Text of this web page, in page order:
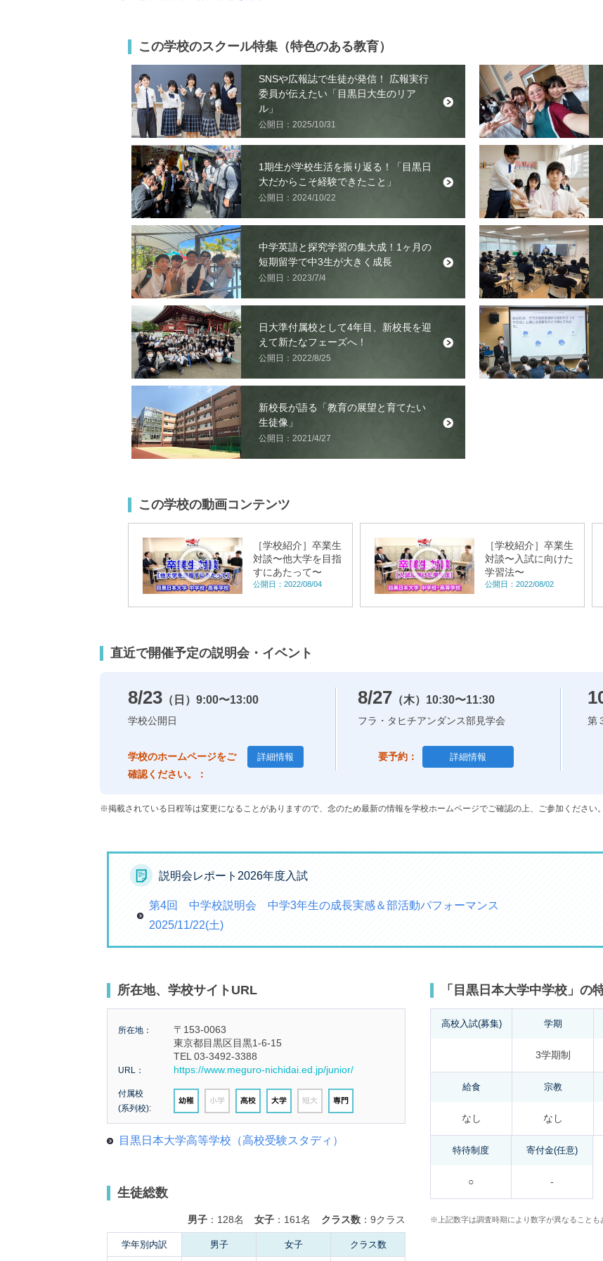
この学校のスクール特集（特色のある教育）
SNSや広報誌で生徒が発信！ 広報実行
委員が伝えたい「目黒日大生のリア
ル」
公開日：2025/10/31
1期生が学校生活を振り返る！「目黒日
大だからこそ経験できたこと」
公開日：2024/10/22
中学英語と探究学習の集大成！1ヶ月の
短期留学で中3生が大きく成長
公開日：2023/7/4
日大準付属校として4年目、新校長を迎
えて新たなフェーズへ！
公開日：2022/8/25
新校長が語る「教育の展望と育てたい
生徒像」
公開日：2021/4/27
この学校の動画コンテンツ
［学校紹介］卒業生
対談〜他大学を目指
すにあたって〜
公開日：2022/08/04
［学校紹介］卒業生
対談〜入試に向けた
学習法〜
公開日：2022/08/02
直近で開催予定の説明会・イベント
8/23 （日） 9:00〜13:00
学校公開日
学校のホームページをご
確認ください。：
詳細情報
8/27 （木） 10:30〜11:30
フラ・タヒチアンダンス部見学会
要予約： 詳細情報
第
※掲載されている日程等は変更になることがありますので、念のため最新の情報を学校ホームページでご確認の上、ご参加ください。
説明会レポート2026年度入試
第4回 中学校説明会 中学3年生の成長実感＆部活動パフォーマンス
2025/11/22(土)
所在地、学校サイトURL
所在地：
〒153-0063
東京都目黒区目黒1-6-15
TEL 03-3492-3388
URL： https://www.meguro-nichidai.ed.jp/junior/
付属校
(系列校):
目黒日本大学高等学校（高校受験スタディ）
生徒総数
男子 ：128名 女子 ：161名 クラス数 ：9クラス
学年別内訳 男子 女子 クラス数
「目黒日本大学中学校」の
高校入試(募集) 学期
3学期制
給食 宗教
なし なし
特待制度 寄付金(任意)
○ -
※上記数字は調査時期により数字が異なることも